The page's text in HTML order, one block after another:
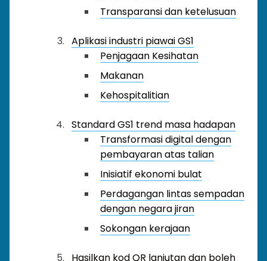
Transparansi dan ketelusuan
Aplikasi industri piawai GS1
Penjagaan Kesihatan
Makanan
Kehospitalitian
Standard GS1 trend masa hadapan
Transformasi digital dengan
pembayaran atas talian
Inisiatif ekonomi bulat
Perdagangan lintas sempadan
dengan negara jiran
Sokongan kerajaan
Hasilkan kod QR lanjutan dan boleh